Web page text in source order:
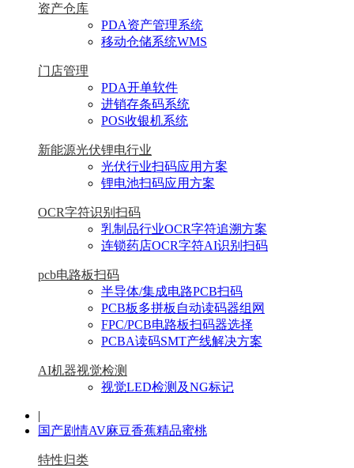
资产仓库
PDA资产管理系统
移动仓储系统WMS
门店管理
PDA开单软件
进销存条码系统
POS收银机系统
新能源光伏锂电行业
光伏行业扫码应用方案
锂电池扫码应用方案
OCR字符识别扫码
乳制品行业OCR字符追溯方案
连锁药店OCR字符AI识别扫码
pcb电路板扫码
半导体/集成电路PCB扫码
PCB板多拼板自动读码器组网
FPC/PCB电路板扫码器选择
PCBA读码SMT产线解决方案
AI机器视觉检测
视觉LED检测及NG标记
|
国产剧情AV麻豆香蕉精品蜜桃
特性归类